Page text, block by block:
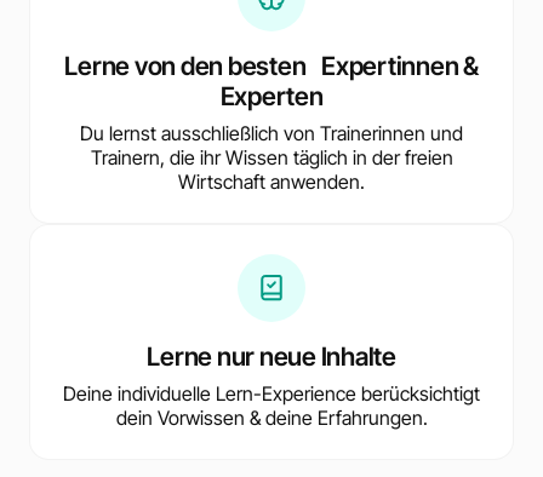
Lerne von den besten Expertinnen &
Experten
Du lernst ausschließlich von Trainerinnen und
Trainern, die ihr Wissen täglich in der freien
Wirtschaft anwenden.
Lerne nur neue Inhalte
Deine individuelle Lern-Experience berücksichtigt
dein Vorwissen & deine Erfahrungen.